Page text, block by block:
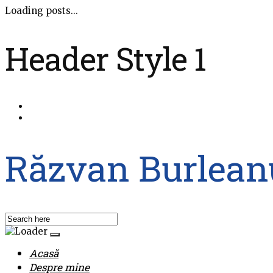
Loading posts...
Header Style 1
Răzvan
Acasă
Despre mine